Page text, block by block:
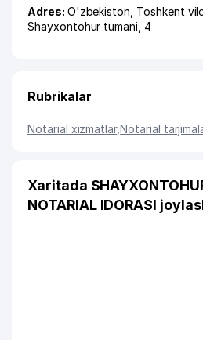
Adres: O'zbekiston, Toshkent
Shayxontohur tumani , 4
Rubrikalar
Notarial xizmatlar,Notarial
Xaritada
NOTARIAL IDORASI